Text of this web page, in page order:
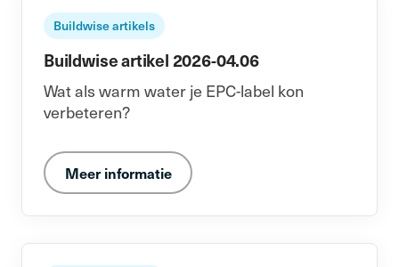
Buildwise artikels
Buildwise artikel 2026-04.06
Wat als warm water je EPC-label kon
verbeteren?
Meer informatie